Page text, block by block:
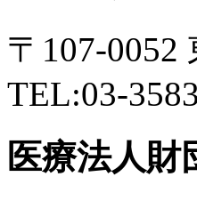
〒107-
TEL:03-
医療法人財